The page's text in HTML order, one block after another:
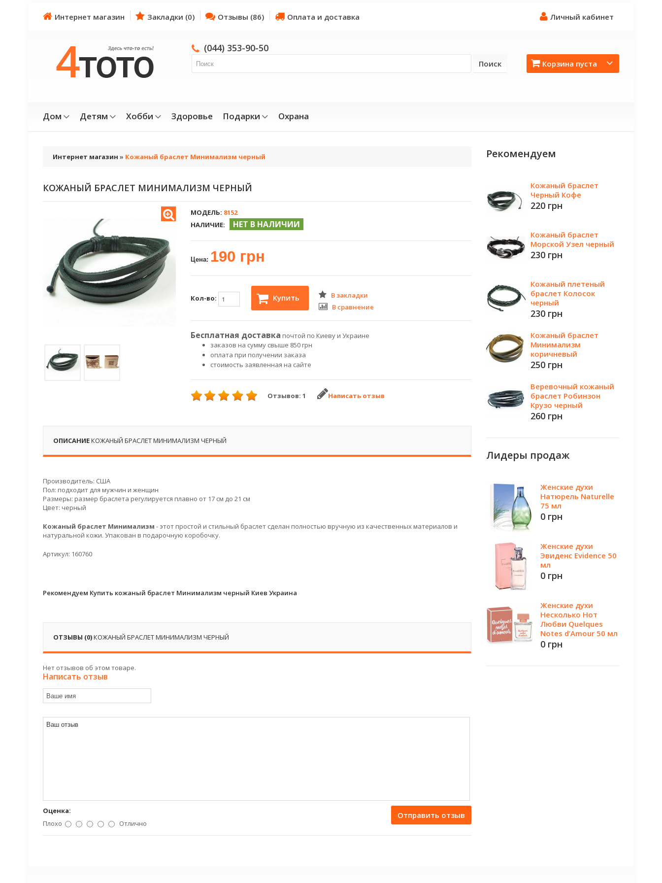
Интернет магазин Закладки (0) Отзывы (86) Оплата и доставка Личный кабинет
Корзина пуста
(044) 353-90-50
Поиск
Дом Детям Хобби Здоровье Подарки Охрана
Интернет магазин » Кожаный браслет Минимализм черный
КОЖАНЫЙ БРАСЛЕТ МИНИМАЛИЗМ ЧЕРНЫЙ
МОДЕЛЬ: 8152
НАЛИЧИЕ:
НЕТ В НАЛИЧИИ
Цена: 190 грн
Кол-во: Купить
В закладки
В сравнение
Бесплатная доставка почтой по Киеву и Украине
заказов на сумму свыше 850 грн
оплата при получении заказа
стоимость заявленная на сайте
Отзывов: 1 Написать отзыв
ОПИСАНИЕКОЖАНЫЙ БРАСЛЕТ МИНИМАЛИЗМ ЧЕРНЫЙ
Производитель: США
Пол: подходит для мужчин и женщин
Размеры: размер браслета регулируется плавно от 17 см до 21 см
Цвет: черный
Кожаный браслет Минимализм - этот простой и стильный браслет сделан полностью вручную из качественных материалов и
натуральной кожи. Упакован в подарочную коробочку.
Артикул: 160760
Рекомендуем Купить кожаный браслет Минимализм черный Киев Украина
ОТЗЫВЫ (0)КОЖАНЫЙ БРАСЛЕТ МИНИМАЛИЗМ ЧЕРНЫЙ
Нет отзывов об этом товаре.
Написать отзыв
Отправить отзыв
Оценка:
Плохо
Отлично
Рекомендуем
Кожаный браслет
Черный Кофе
220 грн
Кожаный браслет
Морской Узел черный
230 грн
Кожаный плетеный
браслет Колосок
черный
230 грн
Кожаный браслет
Минимализм
коричневый
250 грн
Веревочный кожаный
браслет Робинзон
Крузо черный
260 грн
Лидеры продаж
Женские духи
Натюрель Naturelle
75 мл
0 грн
Женские духи
Эвиденс Evidence 50
мл
0 грн
Женские духи
Несколько Нот
Любви Quelques
Notes d’Amour 50 мл
0 грн